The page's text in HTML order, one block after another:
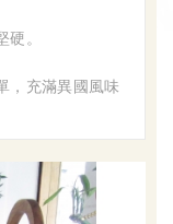
。
，充滿異國風味